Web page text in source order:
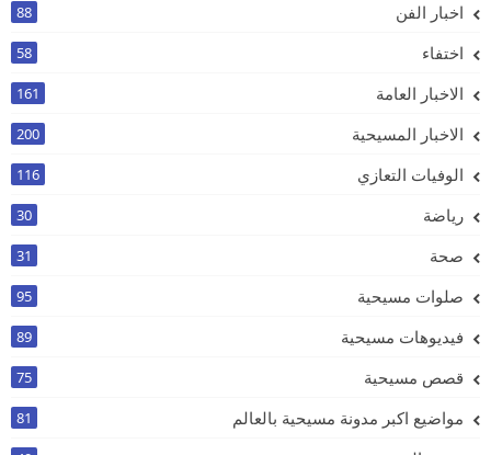
اخبار الفن 88
اختفاء 58
الاخبار العامة 161
الاخبار المسيحية 200
الوفيات التعازي 116
رياضة 30
صحة 31
صلوات مسيحية 95
فيديوهات مسيحية 89
قصص مسيحية 75
مواضيع اكبر مدونة مسيحية بالعالم 81